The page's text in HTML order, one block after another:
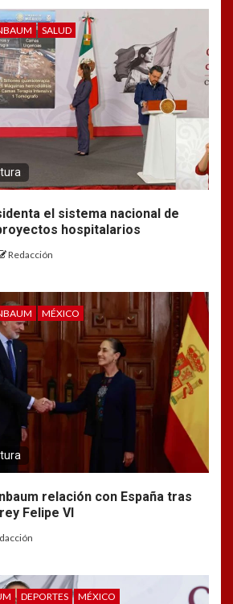
SALUD
el sistema nacional de
hospitalarios
Redacción
MÉXICO
relación con España tras
Felipe VI
DEPORTES MÉXICO